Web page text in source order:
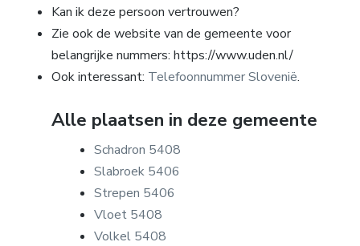
Kan ik deze persoon vertrouwen?
Zie ook de website van de gemeente voor
belangrijke nummers: https://www.uden.nl/
Ook interessant: Telefoonnummer Slovenië.
Alle plaatsen in deze gemeente
Schadron 5408
Slabroek 5406
Strepen 5406
Vloet 5408
Volkel 5408